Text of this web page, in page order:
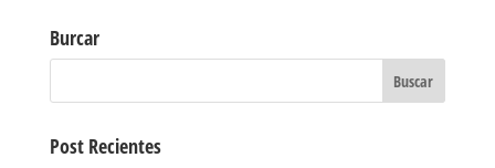
Burcar
Post Recientes